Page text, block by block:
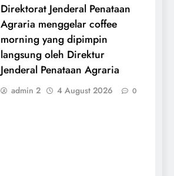
Direktorat Jenderal Penataan
Agraria menggelar coffee
morning yang dipimpin
langsung oleh Direktur
Jenderal Penataan Agraria
admin 2 4 August 2026 0